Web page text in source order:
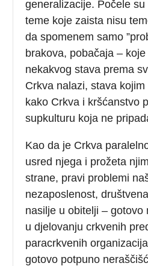
generalizacije. Počele
teme koje zaista nisu
da spomenem samo
brakova, pobačaja –
nekakvog stava prema
Crkva nalazi, stava
kako Crkva i kršćanstvo
supkulturu koja ne
Kao da je Crkva
usred njega i prožeta
strane, pravi problemi
nezaposlenost,
nasilje u obitelji – gotovo
u djelovanju crkvenih
paracrkvenih
gotovo potpuno